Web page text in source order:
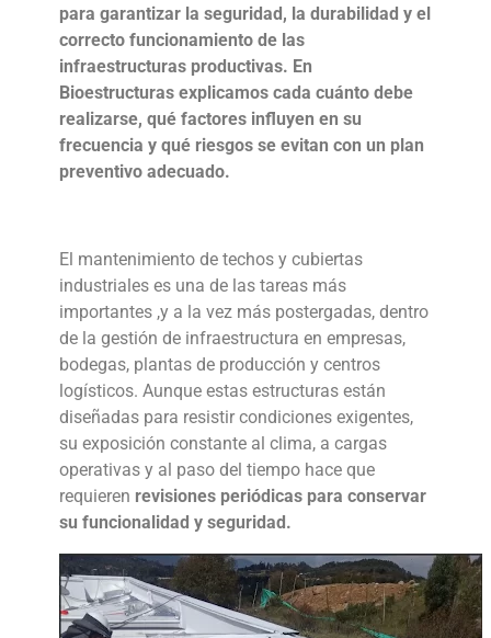
para garantizar la seguridad, la durabilidad y el
correcto funcionamiento de las
infraestructuras productivas. En
Bioestructuras explicamos cada cuánto debe
realizarse, qué factores influyen en su
frecuencia y qué riesgos se evitan con un plan
preventivo adecuado.
El mantenimiento de techos y cubiertas
industriales es una de las tareas más
importantes ,y a la vez más postergadas, dentro
de la gestión de infraestructura en empresas,
bodegas, plantas de producción y centros
logísticos. Aunque estas estructuras están
diseñadas para resistir condiciones exigentes,
su exposición constante al clima, a cargas
operativas y al paso del tiempo hace que
requieren revisiones periódicas para conservar
su funcionalidad y seguridad.